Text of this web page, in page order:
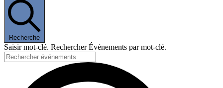
août
2024
Recherche
Saisir mot-clé. Rechercher Événements par mot-clé.